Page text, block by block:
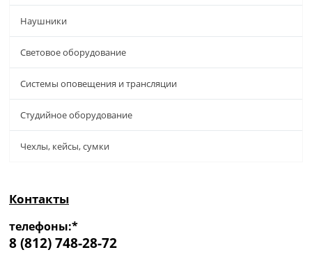
Наушники
Световое оборудование
Системы оповещения и трансляции
Студийное оборудование
Чехлы, кейсы, сумки
Контакты
телефоны:*
8 (812) 748-28-72